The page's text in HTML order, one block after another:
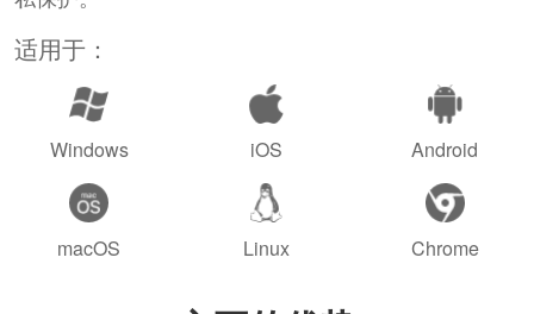
适用于：
Windows iOS Android
macOS Linux Chrome